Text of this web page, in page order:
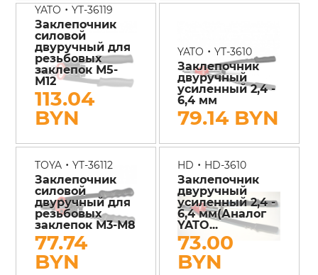
YATO•YT-36119
Заклепочник
силовой
двуручный для
резьбовых
заклепок М5-
М12
113.04
BYN
YATO •YT-3610
Заклепочник
двуручный
усиленный 2,4 -
6,4 мм
79.14 BYN
TOYA• YT-36112
Заклепочник
силовой
двуручный для
резьбовых
заклепок М3-М8
77.74
BYN
HD • HD-3610
Заклепочник
двуручный
усиленный 2,4 -
6,4 мм(Аналог
YATO...
73.00
BYN